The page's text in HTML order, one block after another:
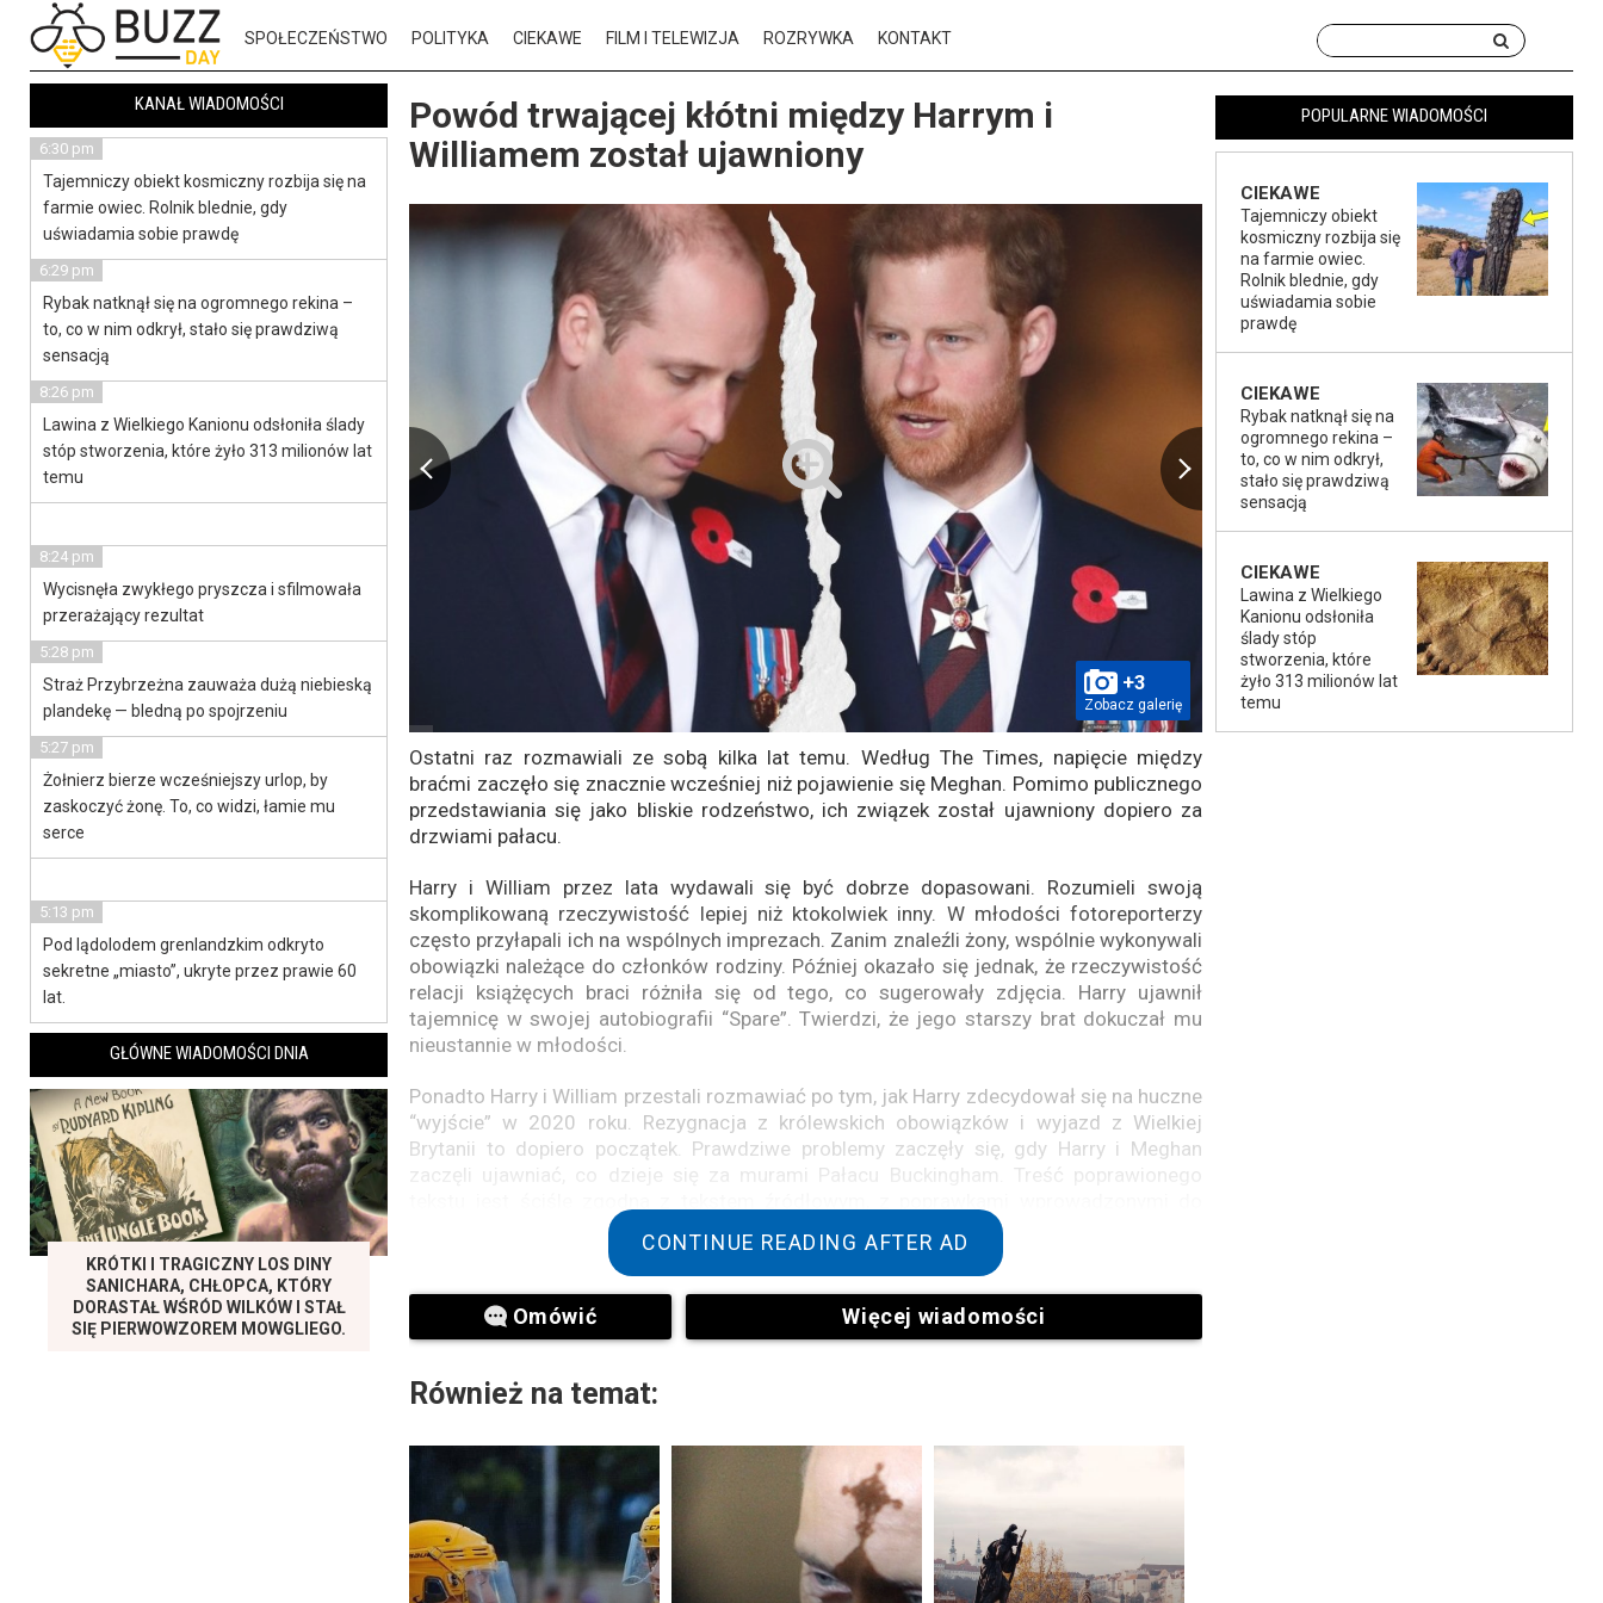
SPOŁECZEŃSTWO POLITYKA CIEKAWE FILM I TELEWIZJA ROZRYWKA KONTAKT
Powód trwającej kłótni między Harrym i
Williamem został ujawniony
+3
Zobacz galerię
Ostatni raz rozmawiali ze sobą kilka lat temu. Według The Times, napięcie między
braćmi zaczęło się znacznie wcześniej niż pojawienie się Meghan. Pomimo publicznego
przedstawiania się jako bliskie rodzeństwo, ich związek został ujawniony dopiero za
drzwiami pałacu.
Harry i William przez lata wydawali się być dobrze dopasowani. Rozumieli swoją
skomplikowaną rzeczywistość lepiej niż ktokolwiek inny. W młodości fotoreporterzy
często przyłapali ich na wspólnych imprezach. Zanim znaleźli żony, wspólnie wykonywali
obowiązki należące do członków rodziny. Później okazało się jednak, że rzeczywistość
relacji książęcych braci różniła się od tego, co sugerowały zdjęcia. Harry ujawnił
tajemnicę w swojej autobiografii “Spare”. Twierdzi, że jego starszy brat dokuczał mu
nieustannie w młodości.
Ponadto Harry i William przestali rozmawiać po tym, jak Harry zdecydował się na huczne
“wyjście” w 2020 roku. Rezygnacja z królewskich obowiązków i wyjazd z Wielkiej
Brytanii to dopiero początek. Prawdziwe problemy zaczęły się, gdy Harry i Meghan
zaczęli ujawniać, co dzieje się za murami Pałacu Buckingham. Treść poprawionego
struktury zdań, gramatyki i słownictwa, aby uczynić go bardziej przystępnym i
łatwiejszym do zrozumienia. Ich wyznania poważnie zaszkodziły wizerunkowi
brytyjskiej rodziny królewskiej.
W rezultacie książę Harry został zmuszony do opuszczenia swojej organizacji
Mówi się, że iskrą były ich dyskusje na temat ograniczenia kłusownictwa w Afryce w celu
Harry pełnił funkcję prezesa African Parks od 2017 roku, podczas gdy William był bliskim
przyjacielem Antona Mzimba, działacza na rzecz ochrony nosorożców, którego
zamordowali kłusownicy. Źródło podaje, że ochrona afrykańskiej przyrody jest bliska
sercom obu mężczyzn.
CONTINUE READING AFTER AD
Omówić Więcej wiadomości
Również na temat:
POPULARNE WIADOMOŚCI
CIEKAWE
Tajemniczy obiekt
kosmiczny rozbija się
na farmie owiec.
Rolnik blednie, gdy
uświadamia sobie
prawdę
CIEKAWE
Rybak natknął się na
ogromnego rekina –
to, co w nim odkrył,
stało się prawdziwą
sensacją
CIEKAWE
Lawina z Wielkiego
Kanionu odsłoniła
ślady stóp
stworzenia, które
żyło 313 milionów lat
temu
KANAŁ WIADOMOŚCI
6:30 pm
Tajemniczy obiekt kosmiczny rozbija się na
farmie owiec. Rolnik blednie, gdy
uświadamia sobie prawdę
6:29 pm
Rybak natknął się na ogromnego rekina –
to, co w nim odkrył, stało się prawdziwą
sensacją
8:26 pm
Lawina z Wielkiego Kanionu odsłoniła ślady
stóp stworzenia, które żyło 313 milionów lat
temu
8:24 pm
Wycisnęła zwykłego pryszcza i sfilmowała
przerażający rezultat
5:28 pm
Straż Przybrzeżna zauważa dużą niebieską
plandekę — bledną po spojrzeniu
5:27 pm
Żołnierz bierze wcześniejszy urlop, by
zaskoczyć żonę. To, co widzi, łamie mu
serce
5:13 pm
Pod lądolodem grenlandzkim odkryto
sekretne „miasto”, ukryte przez prawie 60
lat.
GŁÓWNE WIADOMOŚCI DNIA
KRÓTKI I TRAGICZNY LOS DINY
SANICHARA, CHŁOPCA, KTÓRY
DORASTAŁ WŚRÓD WILKÓW I STAŁ
SIĘ PIERWOWZOREM MOWGLIEGO.